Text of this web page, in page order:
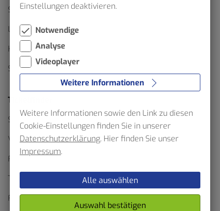
Sommerfahrplan 2026
Linienfahrpläne
Haltestellenskizzen
Schülerverkehr
Ticketfinder
Schluss mit Waben Wirrwarr
Verkehrserhebung im Verbundgebiet – VRR bittet
Fahrgäste um Mithilfe
Ticketfinder
Formulare und Anträge
Einstellungen deaktivieren.
Notwendige
Analyse
Videoplayer
Weitere Informationen
Weitere Informationen sowie den Link zu diesen
Cookie-Einstellungen finden Sie in unserer
Datenschutzerklärung. Hier finden Sie unser
Impressum.
Alle auswählen
Auswahl bestätigen